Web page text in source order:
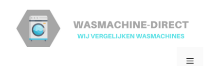
inhoud
Menu